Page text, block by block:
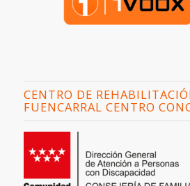
CENTRO DE
FUENCARRAL CENTRO